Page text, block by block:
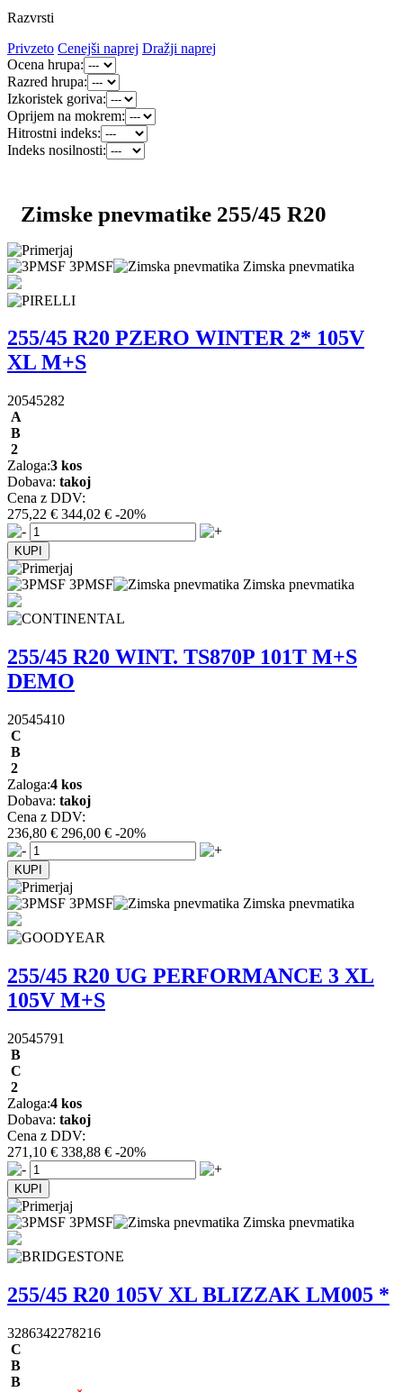
Razvrsti
Privzeto Cenejši naprej Dražji naprej
Ocena hrupa:
Razred hrupa:
Izkoristek goriva:
Oprijem na mokrem:
Hitrostni indeks:
Indeks nosilnosti:
Zimske pnevmatike 255/45 R20
3PMSF Zimska pnevmatika
255/45 R20 PZERO WINTER 2* 105V
XL M+S
20545282
A
B
2
Zaloga:3 kos
Dobava: takoj
Cena z DDV:
275,22 € 344,02 € -20%
3PMSF Zimska pnevmatika
255/45 R20 WINT. TS870P 101T M+S
DEMO
20545410
C
B
2
Zaloga:4 kos
Dobava: takoj
Cena z DDV:
236,80 € 296,00 € -20%
3PMSF Zimska pnevmatika
255/45 R20 UG PERFORMANCE 3 XL
105V M+S
20545791
B
C
2
Zaloga:4 kos
Dobava: takoj
Cena z DDV:
271,10 € 338,88 € -20%
3PMSF Zimska pnevmatika
255/45 R20 105V XL BLIZZAK LM005 *
3286342278216
C
B
B